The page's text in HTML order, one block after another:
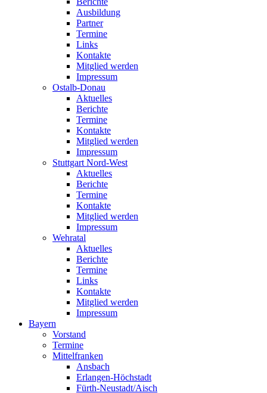
Ausbildung
Partner
Termine
Links
Kontakte
Mitglied werden
Impressum
Ostalb-Donau
Aktuelles
Berichte
Termine
Kontakte
Mitglied werden
Impressum
Stuttgart Nord-West
Aktuelles
Berichte
Termine
Kontakte
Mitglied werden
Impressum
Wehratal
Aktuelles
Berichte
Termine
Links
Kontakte
Mitglied werden
Impressum
Bayern
Vorstand
Termine
Mittelfranken
Ansbach
Erlangen-Höchstadt
Fürth-Neustadt/Aisch